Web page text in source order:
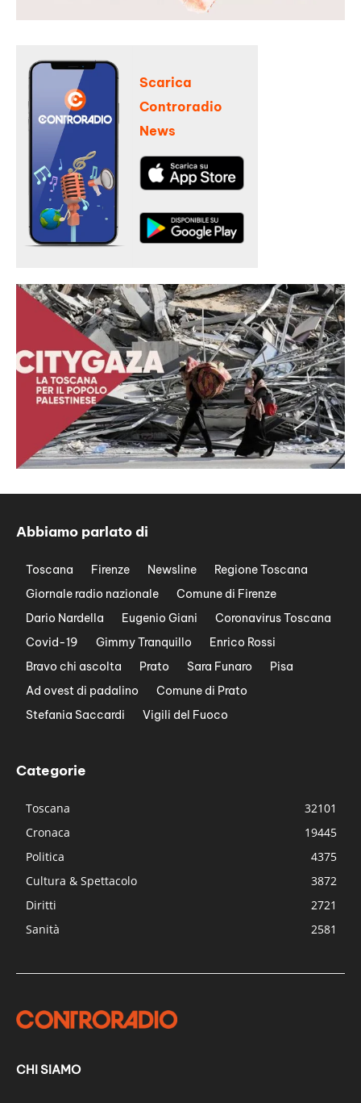
Scarica
Controradio
News
Abbiamo parlato di
Toscana Firenze Newsline
Regione Toscana
Giornale radio nazionale
Comune di Firenze
Dario Nardella
Eugenio Giani
Coronavirus Toscana
Covid-19
Gimmy Tranquillo
Enrico Rossi
Bravo chi ascolta
Prato Sara Funaro
Pisa
Ad ovest di padalino
Comune di Prato
Stefania Saccardi
Vigili del Fuoco
Categorie
Toscana
32101
Cronaca
19445
Politica
4375
Cultura & Spettacolo
3872
Diritti
2721
Sanità
2581
CHI SIAMO